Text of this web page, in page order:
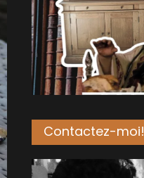
Contactez-moi!